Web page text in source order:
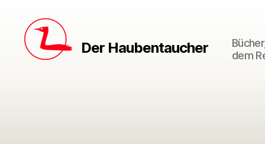
Der Haubentaucher
dem